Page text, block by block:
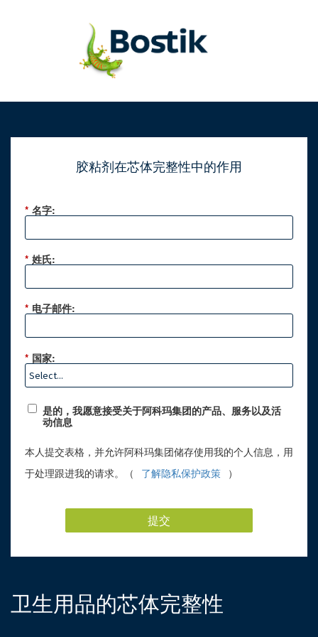
胶粘剂在芯体完整性中的作用
* 名字:
* 姓氏:
* 电子邮件:
* 国家:
是的，我愿意接受关于阿科玛集团的产品、服务以及活
动信息
本人提交表格，并允许阿科玛集团储存使用我的个人信息，用
于处理跟进我的请求。（
了解隐私保护政策 ）
提交
卫生用品的芯体完整性